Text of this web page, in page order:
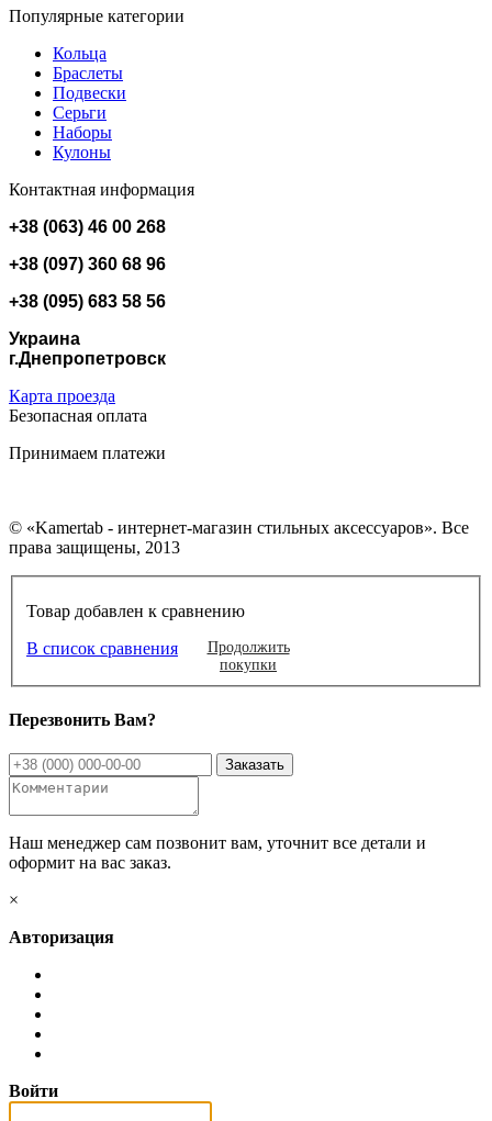
Популярные категории
Кольца
Браслеты
Подвески
Серьги
Наборы
Кулоны
Контактная информация
+38 (063) 46 00 268
+38 (097) 360 68 96
+38 (095) 683 58 56
Украина
г.Днепропетровск
Карта проезда
Безопасная оплата
Принимаем платежи
© «Kamertab - интернет-магазин стильных аксессуаров». Все
права защищены, 2013
Товар добавлен к сравнению
В список сравнения
Продолжить
покупки
Перезвонить Вам?
Наш менеджер сам позвонит вам, уточнит все детали и
оформит на вас заказ.
×
Авторизация
Войти